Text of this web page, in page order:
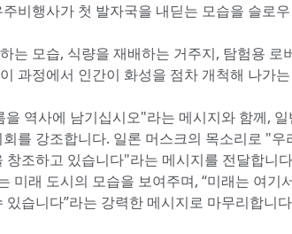
비행사가 첫 발자국을 내딛는 모습을 슬로
는 모습, 식량을 재배하는 거주지, 탐험용 로
과정에서 인간이 화성을 점차 개척해 나가
역사에 남기십시오"라는 메시지와 함께, 일
를 강조합니다. 일론 머스크의 목소리로 "우
창조하고 있습니다"라는 메시지를 전달합니
미래 도시의 모습을 보여주며, “미래는 여기
습니다”라는 강력한 메시지로 마무리합니